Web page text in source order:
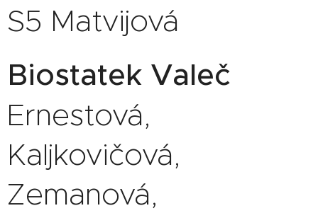
S5 Matvijová
Biostatek Valeč
Ernestová,
Kaljkovičová,
Zemanová,